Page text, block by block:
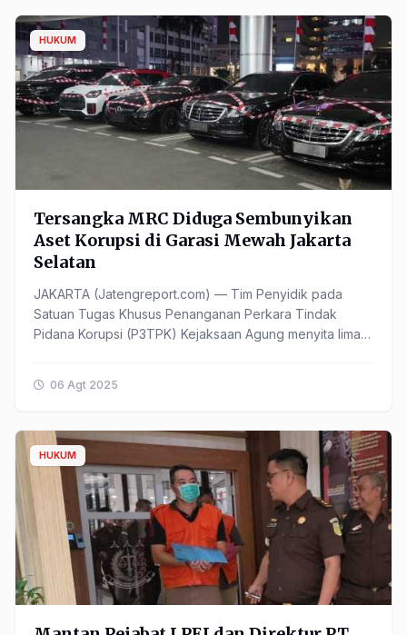
HUKUM
Tersangka MRC Diduga Sembunyikan
Aset Korupsi di Garasi Mewah Jakarta
Selatan
JAKARTA (Jatengreport.com) — Tim Penyidik pada
Satuan Tugas Khusus Penanganan Perkara Tindak
Pidana Korupsi (P3TPK) Kejaksaan Agung menyita lima
06 Agt 2025
HUKUM